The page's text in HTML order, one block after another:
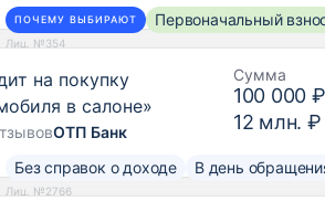
ПОЧЕМУ ВЫБИРАЮТ Первоначальный
Лиц. №354
на покупку
в салоне»
ОТП Банк
Сумма
100 000 ₽
12 млн. ₽
Без справок о доходе В день
Лиц. №2766